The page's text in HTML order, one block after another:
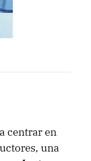
centrar en
una